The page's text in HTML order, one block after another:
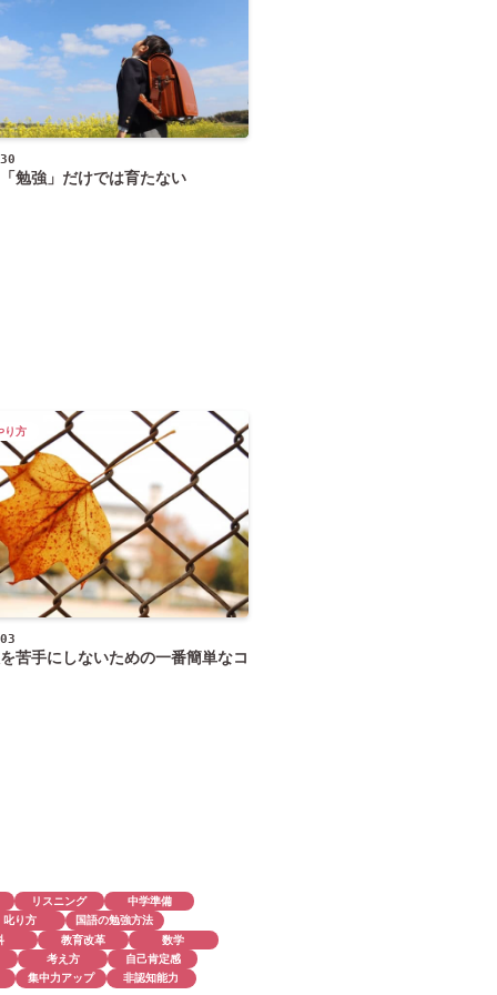
勉強」だけでは育たない
苦手にしないための一番簡単なコ
り方
リスニング
中学準備
叱り方
国語の勉強方法
教育改革
数学
考え方
自己肯定感
集中力アップ
非認知能力